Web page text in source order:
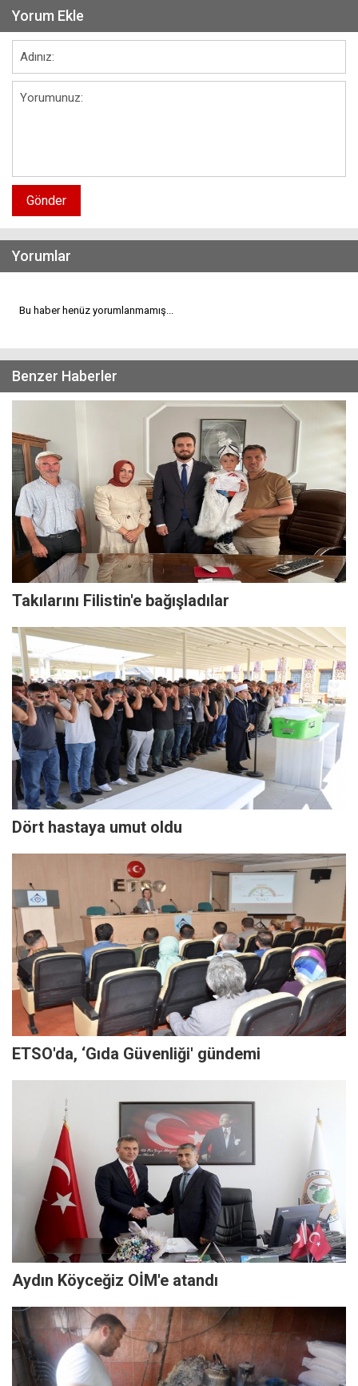
Yorum Ekle
Gönder
Yorumlar
Bu haber henüz yorumlanmamış...
Benzer Haberler
Takılarını Filistin'e bağışladılar
Dört hastaya umut oldu
ETSO'da, ‘Gıda Güvenliği' gündemi
Aydın Köyceğiz OİM'e atandı